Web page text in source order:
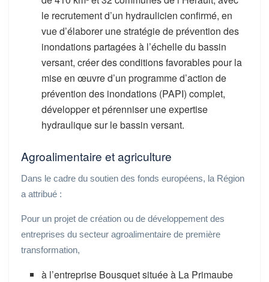
le recrutement d’un hydraulicien confirmé, en
vue d’élaborer une stratégie de prévention des
inondations partagées à l’échelle du bassin
versant, créer des conditions favorables pour la
mise en œuvre d’un programme d’action de
prévention des inondations (PAPI) complet,
développer et pérenniser une expertise
hydraulique sur le bassin versant.
Agroalimentaire et agriculture
Dans le cadre du soutien des fonds européens, la Région
a attribué :
Pour un projet de création ou de développement des
entreprises du secteur agroalimentaire de première
transformation,
à l’entreprise Bousquet située à La Primaube